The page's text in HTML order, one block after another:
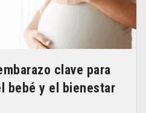
clave para
bebé y el bienestar